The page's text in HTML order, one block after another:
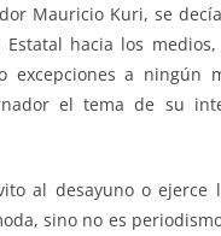
Mauricio Kuri, se
hacia los
excepciones a ningún
el tema de su
al desayuno o
sino no es